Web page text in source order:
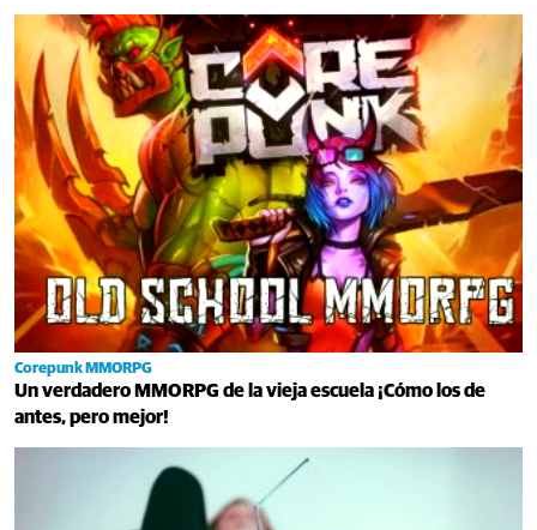
Corepunk MMORPG
Un verdadero MMORPG de la vieja escuela ¡Cómo los de
antes, pero mejor!